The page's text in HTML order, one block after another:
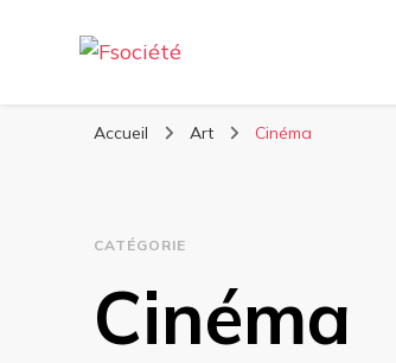
Accueil Art Cinéma
CATÉGORIE
Cinéma